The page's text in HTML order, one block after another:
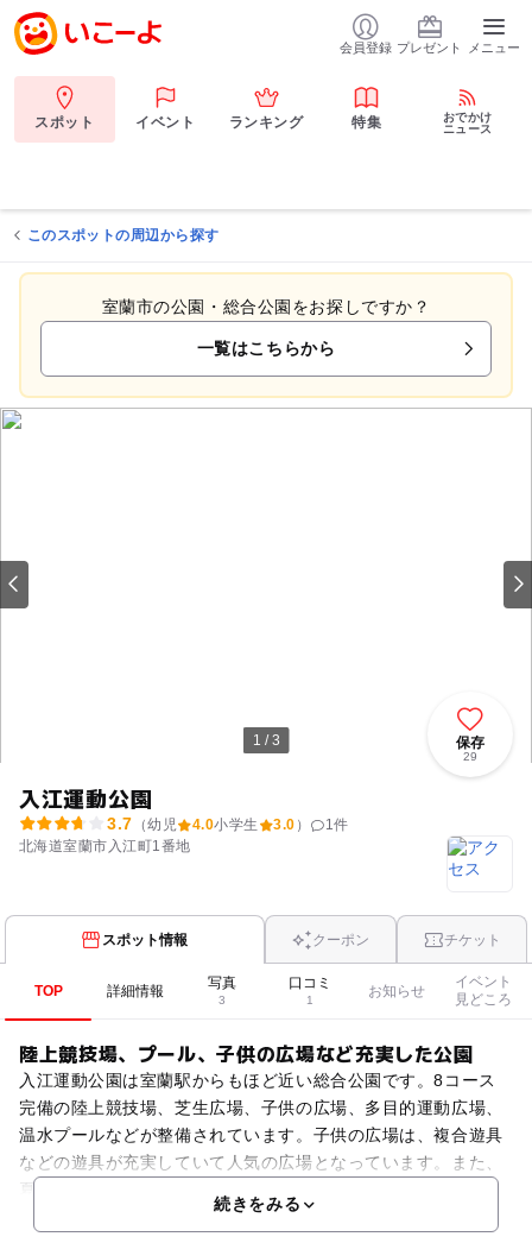
会員登録 プレゼント メニュー
スポット イベント ランキング 特集
おでかけ
ニュース
このスポットの周辺から探す
室蘭市の公園・総合公園をお探しですか？
一覧はこちらから
1 / 3
入江運動公園
3.7 （幼児 4.0小学生 3.0 ） 1件
北海道室蘭市入江町1番地
保存
29
スポット情報 クーポン チケット
TOP 詳細情報 写真
3
口コミ
1
お知らせ
イベント
見どころ
陸上競技場、プール、子供の広場など充実した公園
入江運動公園は室蘭駅からもほど近い総合公園です。8コース
完備の陸上競技場、芝生広場、子供の広場、多目的運動広場、
温水プールなどが整備されています。子供の広場は、複合遊具
などの遊具が充実していて人気の広場となっています。また、
夏に開設される水の遊び場は子どもたちに大人気です。また、
続きをみる